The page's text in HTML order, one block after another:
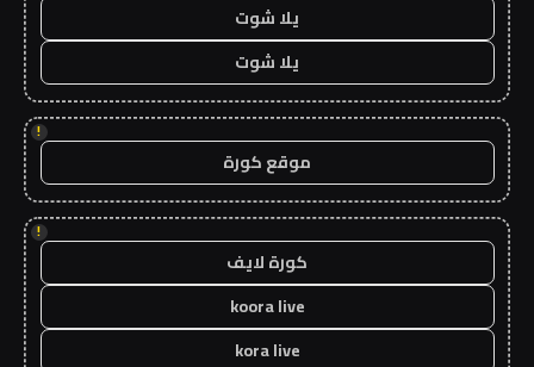
يلا شوت
يلا شوت
!
موقع كورة
!
كورة لايف
koora live
kora live